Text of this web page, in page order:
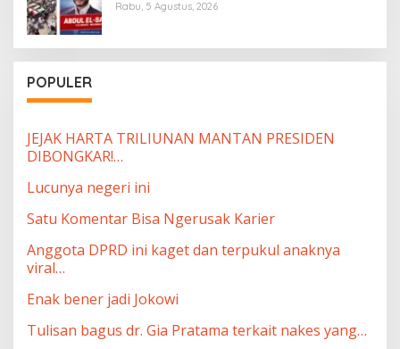
Rabu, 5 Agustus, 2026
POPULER
JEJAK HARTA TRILIUNAN MANTAN PRESIDEN
DIBONGKAR!…
Lucunya negeri ini
Satu Komentar Bisa Ngerusak Karier
Anggota DPRD ini kaget dan terpukul anaknya
viral…
Enak bener jadi Jokowi
Tulisan bagus dr. Gia Pratama terkait nakes yang…